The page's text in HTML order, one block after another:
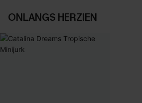
ONLANGS HERZIEN